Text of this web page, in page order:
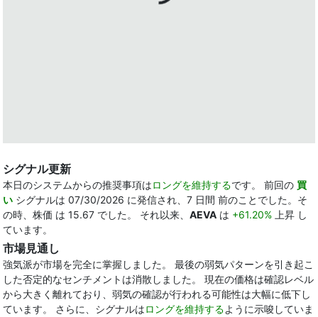
シグナル更新
本日のシステムからの推奨事項はロングを維持するです。 前回の 買
い シグナルは 07/30/2026 に発信され、7 日間 前のことでした。そ
の時、株価 は 15.67 でした。 それ以来、 AEVA は +61.20% 上昇 し
ています。
市場見通し
強気派が市場を完全に掌握しました。 最後の弱気パターンを引き起こ
した否定的なセンチメントは消散しました。 現在の価格は確認レベル
から大きく離れており、弱気の確認が行われる可能性は大幅に低下し
ています。 さらに、シグナルはロングを維持するように示唆していま